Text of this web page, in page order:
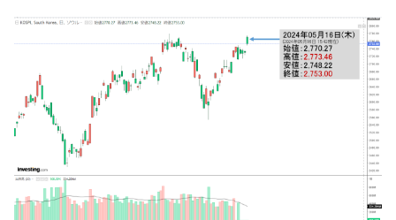
ル。外平債の発行「19.4億ドル」
『Money1』
韓国「ここは北朝鮮なのか。選管がサーバ
ーにウソのデータを入力したのは明白だ」
『Money1』
韓国･李在明さっそく不動産対策で浅薄な発
言。
『Money1』
『Money1』
『韓国銀行』が「金の保有量を増やしま
す」⇒「金を経由するドル入手」手段ではないのか？